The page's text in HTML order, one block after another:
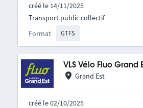
créé le 14/11/2025
Format GTFS
Transport public collectif
VLS Vélo Fluo Grand
Grand Est
créé le 02/10/2025